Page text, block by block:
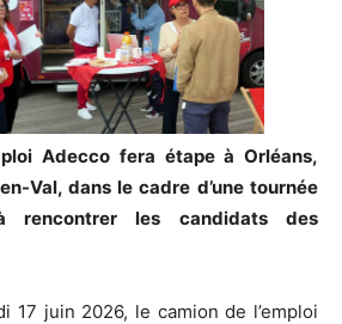
Adecco fera étape à Orléans,
Val, dans le cadre d’une tournée
rencontrer les candidats des
17 juin 2026, le camion de l’emploi